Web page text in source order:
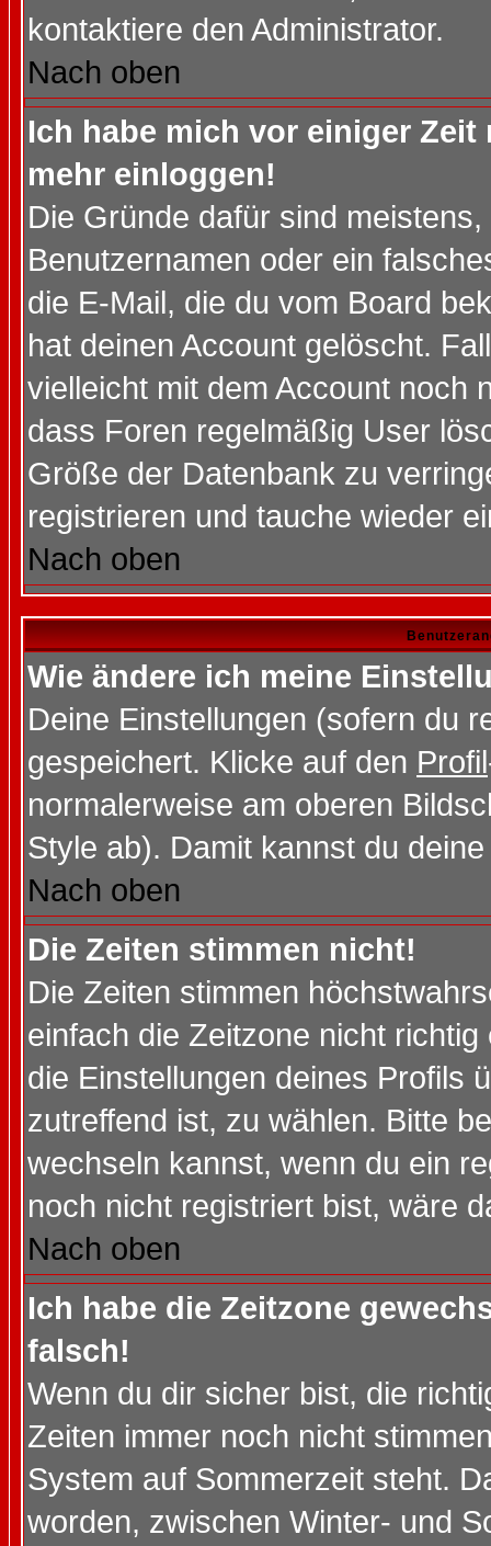
kontaktiere den Administrator.
Nach oben
Ich habe mich vor einiger
mehr einloggen!
Die Gründe dafür sind
Benutzernamen oder ein
die E-Mail, die du vom Board
hat deinen Account gelöscht.
vielleicht mit dem Account noch
dass Foren regelmäßig User
Größe der Datenbank zu
registrieren und tauche wieder
Nach oben
Wie ändere ich meine
Deine Einstellungen (sofern du
gespeichert. Klicke auf den Profil
normalerweise am oberen
Style ab). Damit kannst du
Nach oben
Die Zeiten stimmen nicht!
Die Zeiten stimmen
einfach die Zeitzone nicht
die Einstellungen deines Profils
zutreffend ist, zu wählen. Bitte
wechseln kannst, wenn du ein
noch nicht registriert bist, wäre
Nach oben
Ich habe die Zeitzone
falsch!
Wenn du dir sicher bist, die
Zeiten immer noch nicht
System auf Sommerzeit steht.
worden, zwischen Winter- und